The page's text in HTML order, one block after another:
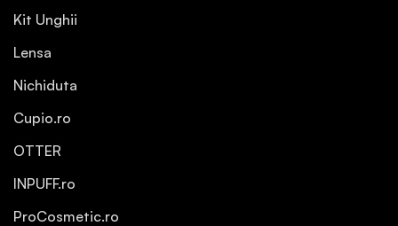
Kit Unghii
Lensa
Nichiduta
Cupio.ro
OTTER
INPUFF.ro
ProCosmetic.ro